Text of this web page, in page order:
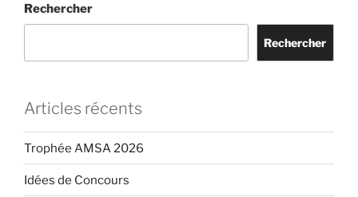
Rechercher
Rechercher
Articles récents
Trophée AMSA 2026
Idées de Concours